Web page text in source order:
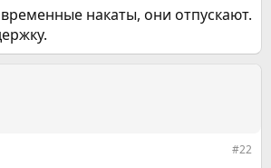
накаты, они отпускают.
#22